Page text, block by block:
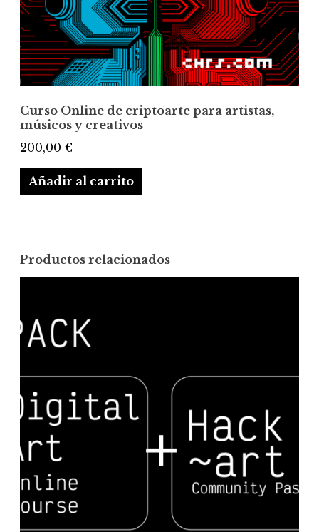
Curso Online de criptoarte para artistas,
músicos y creativos
200,00 €
Añadir al carrito
Productos relacionados